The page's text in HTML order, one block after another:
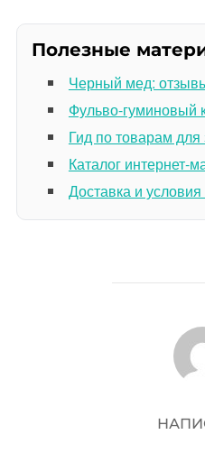
Полезные
Черный мед:
Фульво-гуминовый
Гид по товарам для
Каталог интернет-
Доставка и условия
АВТОР